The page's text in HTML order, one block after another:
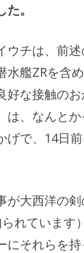
。
チは、前
艦ZRを含
な接触の
、なんと
げで、14日
大西洋の
れています
それらを